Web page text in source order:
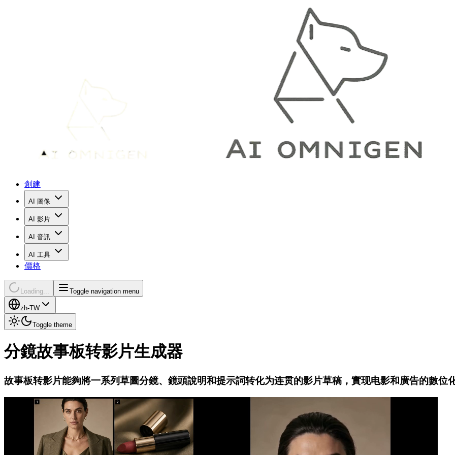
創建
AI 圖像
AI 影片
AI 音訊
AI 工具
價格
Loading... Toggle navigation menu
zh-TW
Toggle theme
分鏡故事板转影片生成器
故事板转影片能夠將一系列草圖分鏡、鏡頭說明和提示詞转化为连贯的影片草稿，實现电影和廣告的數位